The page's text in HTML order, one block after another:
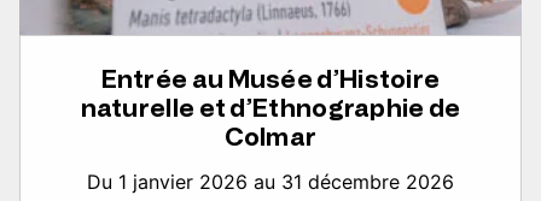
Entrée au Musée d’Histoire
naturelle et d’Ethnographie de
Colmar
Du 1 janvier 2026 au 31 décembre 2026